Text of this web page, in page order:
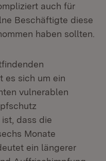
auch für
Beschäftigte diese
haben sollten.
es sich um ein
vulnerablen
dass die
Monate
ein längerer